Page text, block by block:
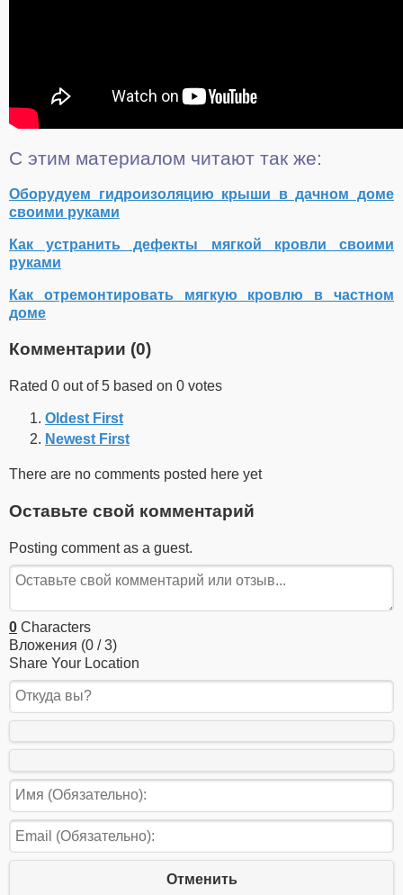
С этим материалом читают так же:
Оборудуем гидроизоляцию крыши в дачном доме
своими руками
Как устранить дефекты мягкой кровли своими
руками
Как отремонтировать мягкую кровлю в частном
доме
Комментарии (0)
Rated 0 out of 5 based on 0 votes
Oldest First
Newest First
There are no comments posted here yet
Оставьте свой комментарий
Posting comment as a guest.
0 Characters
Вложения (0 / 3)
Share Your Location
Отменить